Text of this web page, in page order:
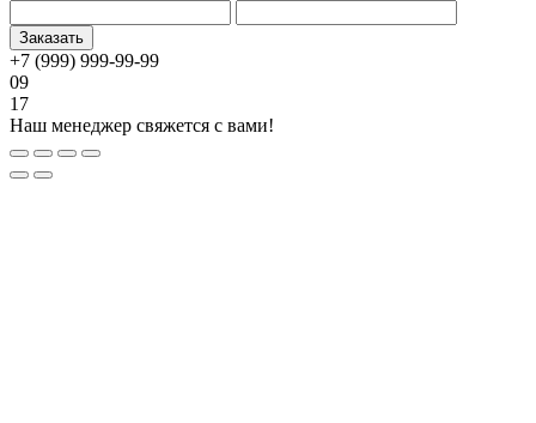
+7 (999) 999-99-99
09
17
Наш менеджер свяжется с вами!